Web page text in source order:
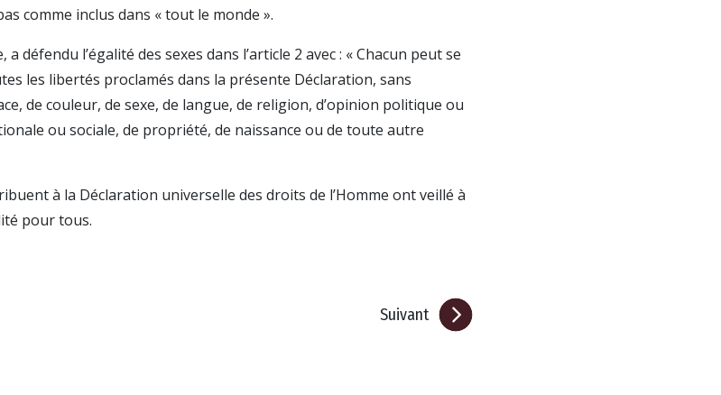
comme inclus dans « tout le monde ».
défendu l’égalité des sexes dans l’article 2 avec : « Chacun peut se
les libertés proclamés dans la présente Déclaration, sans
de couleur, de sexe, de langue, de religion, d’opinion politique ou
ou sociale, de propriété, de naissance ou de toute autre
à la Déclaration universelle des droits de l’Homme ont veillé à
pour tous.
Suivant